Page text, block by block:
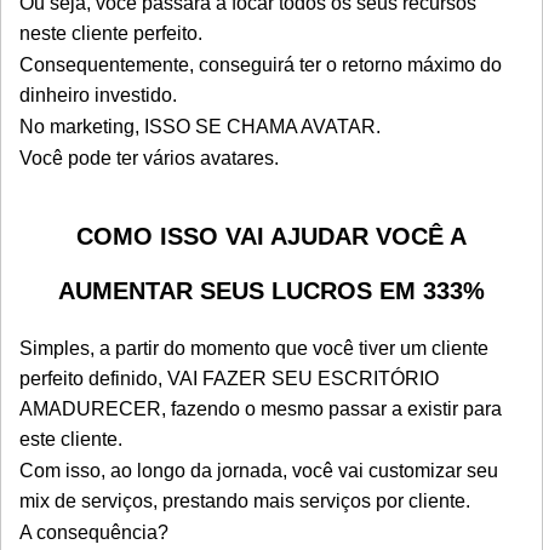
neste cliente perfeito.
Consequentemente, conseguirá ter o retorno máximo do
dinheiro investido.
No marketing, ISSO SE CHAMA AVATAR.
Você pode ter vários avatares.
COMO ISSO VAI AJUDAR VOCÊ A
AUMENTAR SEUS LUCROS EM 333%
Simples, a partir do momento que você tiver um cliente
perfeito definido, VAI FAZER SEU ESCRITÓRIO
AMADURECER, fazendo o mesmo passar a existir para
este cliente.
Com isso, ao longo da jornada, você vai customizar seu
mix de serviços, prestando mais serviços por cliente.
A consequência?